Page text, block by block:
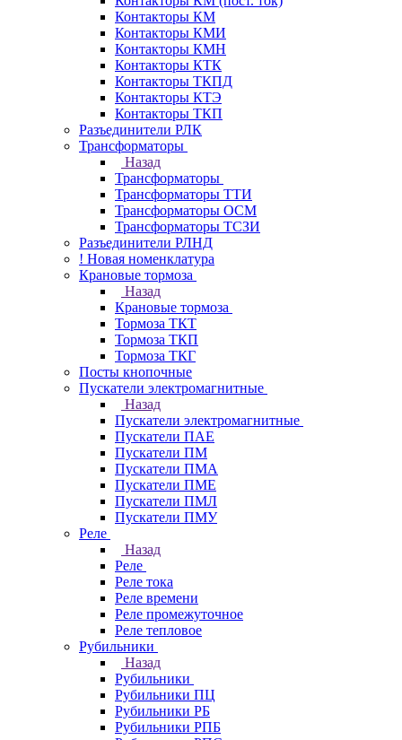
Контакторы КМ
Контакторы КМИ
Контакторы КМН
Контакторы КТК
Контакторы ТКПД
Контакторы КТЭ
Контакторы ТКП
Разъединители РЛК
Трансформаторы
Назад
Трансформаторы
Трансформаторы ТТИ
Трансформаторы ОСМ
Трансформаторы ТСЗИ
Разъединители РЛНД
! Новая номенклатура
Крановые тормоза
Назад
Крановые тормоза
Тормоза ТКТ
Тормоза ТКП
Тормоза ТКГ
Посты кнопочные
Пускатели электромагнитные
Назад
Пускатели электромагнитные
Пускатели ПАЕ
Пускатели ПМ
Пускатели ПМА
Пускатели ПМЕ
Пускатели ПМЛ
Пускатели ПМУ
Реле
Назад
Реле
Реле тока
Реле времени
Реле промежуточное
Реле тепловое
Рубильники
Назад
Рубильники
Рубильники ПЦ
Рубильники РБ
Рубильники РПБ